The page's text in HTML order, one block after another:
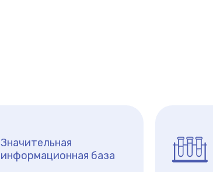
Значительная
информационная база